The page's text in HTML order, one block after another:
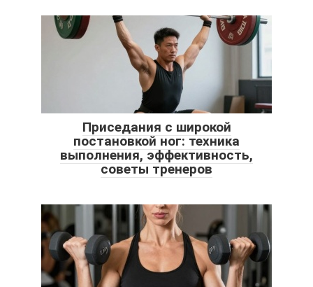
Приседания с широкой
постановкой ног: техника
выполнения, эффективность,
советы тренеров